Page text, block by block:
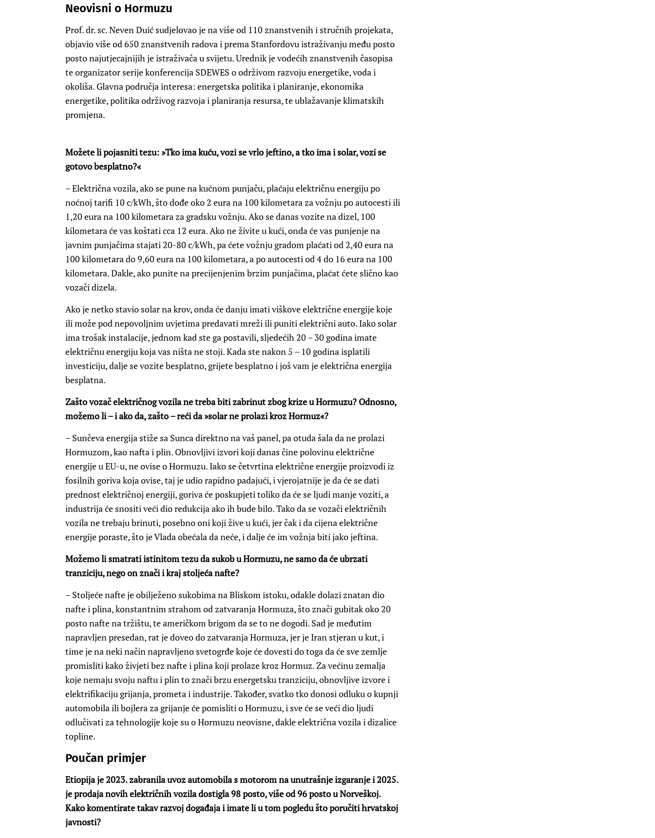
Neovisni o Hormuzu
Prof. dr. sc. Neven Duić sudjelovao je na više od 110 znanstvenih i stručnih projekata,
objavio više od 650 znanstvenih radova i prema Stanfordovu istraživanju među posto
posto najutjecajnijih je istraživača u svijetu. Urednik je vodećih znanstvenih časopisa
te organizator serije konferencija SDEWES o održivom razvoju energetike, voda i
okoliša. Glavna područja interesa: energetska politika i planiranje, ekonomika
energetike, politika održivog razvoja i planiranja resursa, te ublažavanje klimatskih
promjena.
Možete li pojasniti tezu: »Tko ima kuću, vozi se vrlo jeftino, a tko ima i solar, vozi se
gotovo besplatno?«
– Električna vozila, ako se pune na kućnom punjaču, plaćaju električnu energiju po
noćnoj tarifi 10 c/kWh, što dođe oko 2 eura na 100 kilometara za vožnju po autocesti ili
1,20 eura na 100 kilometara za gradsku vožnju. Ako se danas vozite na dizel, 100
kilometara će vas koštati cca 12 eura. Ako ne živite u kući, onda će vas punjenje na
javnim punjačima stajati 20-80 c/kWh, pa ćete vožnju gradom plaćati od 2,40 eura na
100 kilometara do 9,60 eura na 100 kilometara, a po autocesti od 4 do 16 eura na 100
kilometara. Dakle, ako punite na precijenjenim brzim punjačima, plaćat ćete slično kao
vozači dizela.
Ako je netko stavio solar na krov, onda će danju imati viškove električne energije koje
ili može pod nepovoljnim uvjetima predavati mreži ili puniti električni auto. Iako solar
ima trošak instalacije, jednom kad ste ga postavili, sljedećih 20 – 30 godina imate
električnu energiju koja vas ništa ne stoji. Kada ste nakon 5 – 10 godina isplatili
investiciju, dalje se vozite besplatno, grijete besplatno i još vam je električna energija
besplatna.
Zašto vozač električnog vozila ne treba biti zabrinut zbog krize u Hormuzu? Odnosno,
možemo li – i ako da, zašto – reći da »solar ne prolazi kroz Hormuz«?
– Sunčeva energija stiže sa Sunca direktno na vaš panel, pa otuda šala da ne prolazi
Hormuzom, kao nafta i plin. Obnovljivi izvori koji danas čine polovinu električne
energije u EU-u, ne ovise o Hormuzu. Iako se četvrtina električne energije proizvodi iz
fosilnih goriva koja ovise, taj je udio rapidno padajući, i vjerojatnije je da će se dati
prednost električnoj energiji, goriva će poskupjeti toliko da će se ljudi manje voziti, a
industrija će snositi veći dio redukcija ako ih bude bilo. Tako da se vozači električnih
vozila ne trebaju brinuti, posebno oni koji žive u kući, jer čak i da cijena električne
energije poraste, što je Vlada obećala da neće, i dalje će im vožnja biti jako jeftina.
Možemo li smatrati istinitom tezu da sukob u Hormuzu, ne samo da će ubrzati
tranziciju, nego on znači i kraj stoljeća nafte?
– Stoljeće nafte je obilježeno sukobima na Bliskom istoku, odakle dolazi znatan dio
nafte i plina, konstantnim strahom od zatvaranja Hormuza, što znači gubitak oko 20
posto nafte na tržištu, te američkom brigom da se to ne dogodi. Sad je međutim
napravljen presedan, rat je doveo do zatvaranja Hormuza, jer je Iran stjeran u kut, i
time je na neki način napravljeno svetogrđe koje će dovesti do toga da će sve zemlje
promisliti kako živjeti bez nafte i plina koji prolaze kroz Hormuz. Za većinu zemalja
koje nemaju svoju naftu i plin to znači brzu energetsku tranziciju, obnovljive izvore i
elektrifikaciju grijanja, prometa i industrije. Također, svatko tko donosi odluku o kupnji
automobila ili bojlera za grijanje će pomisliti o Hormuzu, i sve će se veći dio ljudi
odlučivati za tehnologije koje su o Hormuzu neovisne, dakle električna vozila i dizalice
topline.
Poučan primjer
Etiopija je 2023. zabranila uvoz automobila s motorom na unutrašnje izgaranje i 2025.
je prodaja novih električnih vozila dostigla 98 posto, više od 96 posto u Norveškoj.
Kako komentirate takav razvoj događaja i imate li u tom pogledu što poručiti hrvatskoj
javnosti?